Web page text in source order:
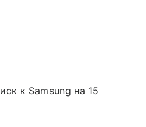
иск к Samsung на 15